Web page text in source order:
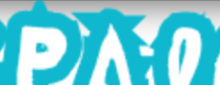
Game